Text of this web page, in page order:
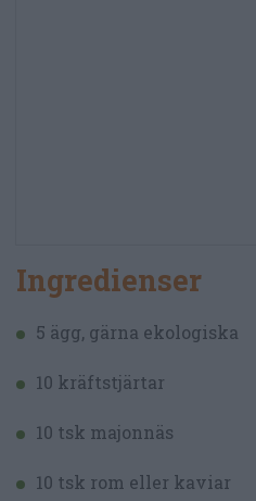
Ingredienser
5 ägg, gärna ekologiska
10 kräftstjärtar
10 tsk majonnäs
10 tsk rom eller kaviar